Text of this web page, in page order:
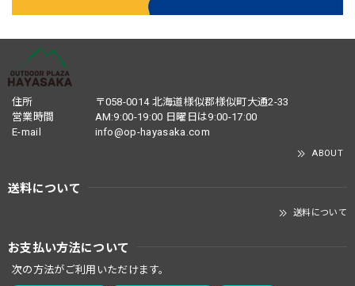
住所
〒058-0014 北海道様似郡様似町大通2-33
営業時間
AM:9:00-19:00 日曜日は9:00-17:00
E-mail
info@op-hayasaka.com
ABOUT
送料について
送料について
お支払い方法について
次の方法がご利用いただけます。